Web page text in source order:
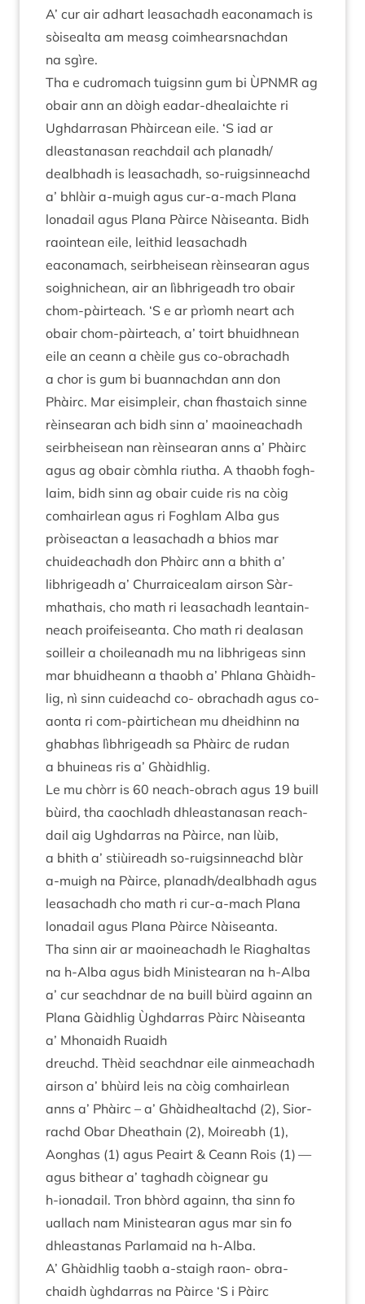
A’ cur air adhart leas­achadh eaconamach is
sòisealta am measg coim­hearsnachdan
na sgìre.
Tha e cudromach tuigsinn gum bi ÙPN­MR ag
obair ann an dòigh eadar-dheal­aichte ri
Ugh­dar­rasan Phàir­cean eile. ‘S iad ar
dleastanas­an reach­dail ach planadh/​
dealbhadh is leas­achadh, so-ruigsin­neachd
a’ bhlàir a‑muigh agus cur-a-mach Plana
lon­a­dail agus Plana Pàirce Nàiseanta. Bidh
raoin­tean eile, leith­id leas­achadh
eaconamach, seirb­he­isean rèin­sear­an agus
soigh­nichean, air an lìbhrigeadh tro obair
chom-pàirteach. ‘S e ar prìomh neart ach
obair chom-pàirteach, a’ toirt bhuidh­nean
eile an ceann a chèile gus co-obrachadh
a chor is gum bi buan­nachdan ann don
Phàirc. Mar eis­im­pleir, chan fhas­taich sinne
rèin­sear­an ach bidh sinn a’ maoineachadh
seirb­he­isean nan rèin­sear­an anns a’ Phàirc
agus ag obair còmhla riutha. A thaobh fogh­
laim, bidh sinn ag obair cuide ris na còig
com­hair­lean agus ri Fogh­lam Alba gus
pròiseact­an a leas­achadh a bhios mar
chuideachadh don Phàirc ann a bhith a’
libhrigeadh a’ Churraiceal­am air­son Sàr-
mhath­ais, cho math ri leas­achadh leantain­
neach proi­feiseanta. Cho math ri dealas­an
soil­leir a choileanadh mu na libhrigeas sinn
mar bhuid­heann a thaobh a’ Phlana Ghàidh­
lig, nì sinn cuideachd co- obrachadh agus co-
aonta ri com-pàir­tichean mu dheidhinn na
ghabhas lìbhrigeadh sa Phàirc de rudan
a bhuineas ris a’ Ghàidhlig.
Le mu chòrr is 60 neach-obrach agus 19 buill
bùird, tha caoch­ladh dhleastanas­an reach­
dail aig Ugh­dar­ras na Pàirce, nan lùib,
a bhith a’ stiùire­adh so-ruigsin­neachd blàr
a‑muigh na Pàirce, planadh/​dealbhadh agus
leas­achadh cho math ri cur-a-mach Plana
lon­a­dail agus Plana Pàirce Nàiseanta.
Tha sinn air ar maoineachadh le Riaghaltas
na h‑Alba agus bidh Min­iste­ar­an na h‑Alba
a’ cur seachd­nar de na buill bùird againn an
Plana Gàidh­lig Ùgh­dar­ras Pàirc Nàiseanta
a’ Mhon­aidh Ruaidh
dreuchd. Thèid seachd­nar eile ain­meachadh
air­son a’ bhùird leis na còig com­hair­lean
anns a’ Phàirc – a’ Ghàid­healtachd (2), Sior­
rachd Obar Dheath­ain (2), Moire­abh (1),
Aonghas (1) agus Peairt & Ceann Rois (1) —
agus bit­hear a’ taghadh còign­ear gu
h‑ionadail. Tron bhòrd againn, tha sinn fo
ual­lach nam Min­iste­ar­an agus mar sin fo
dhleastanas Par­la­maid na h‑Alba.
A’ Ghàidh­lig taobh a‑staigh raon- obra­
chaidh ùgh­dar­ras na Pàirce ‘S i Pàirc